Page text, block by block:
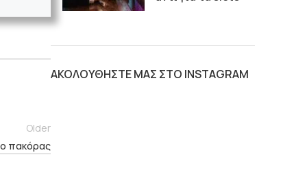
Older
πακόρας
ΑΚΟΛΟΥΘΗΣΤΕ ΜΑΣ ΣΤΟ INSTAGRAM